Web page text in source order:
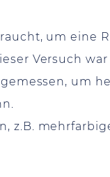
um eine
Versuch
um
z.B.